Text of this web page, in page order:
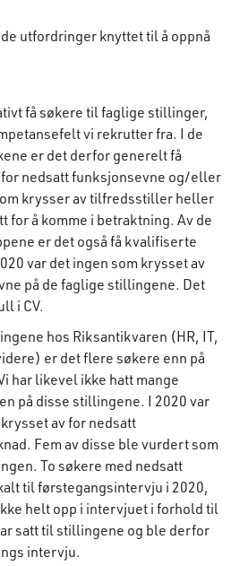
utfordringer knyttet til å oppnå
få søkere til faglige stillinger,
vi rekrutter fra. I de
er det derfor generelt få
nedsatt funksjonsevne og/eller
krysser av tilfredsstiller heller
for å komme i betraktning. Av de
er det også få kvalifiserte
var det ingen som krysset av
på de faglige stillingene. Det
i CV.
hos Riksantikvaren (HR, IT,
er det flere søkere enn på
har likevel ikke hatt mange
på disse stillingene. I 2020 var
av for nedsatt
Fem av disse ble vurdert som
To søkere med nedsatt
til førstegangsintervju i 2020,
helt opp i intervjuet i forhold til
satt til stillingene og ble derfor
intervju.